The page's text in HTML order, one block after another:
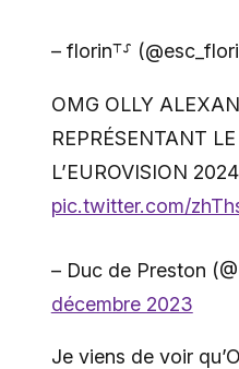
– florin⸆⸉
OMG OLLY
REPRÉSENTANT
L’EUROVISION
pic.twitter.com/
– Duc de Preston
décembre 2023
Je viens de voir